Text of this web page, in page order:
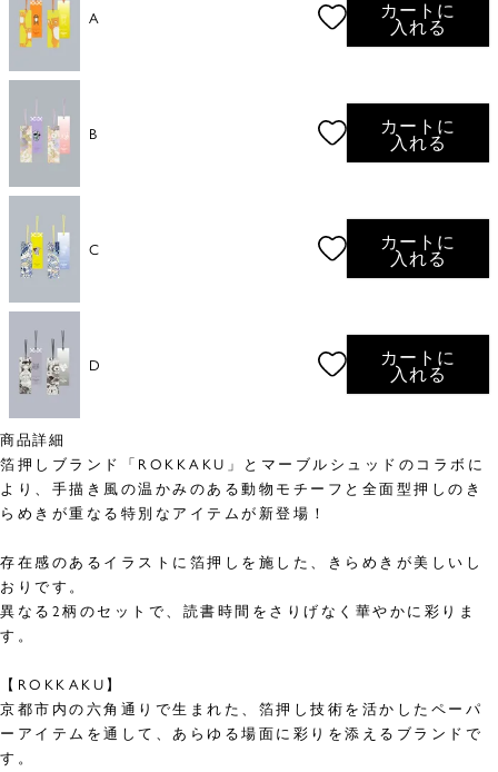
A
カートに
入れる
B
カートに
入れる
C
カートに
入れる
D
カートに
入れる
商品詳細
箔押しブランド「ROKKAKU」とマーブルシュッドのコラボに
より、手描き風の温かみのある動物モチーフと全面型押しのき
らめきが重なる特別なアイテムが新登場！
存在感のあるイラストに箔押しを施した、きらめきが美しいし
おりです。
異なる2柄のセットで、読書時間をさりげなく華やかに彩りま
す。
【ROKKAKU】
京都市内の六角通りで生まれた、箔押し技術を活かしたペーパ
ーアイテムを通して、あらゆる場面に彩りを添えるブランドで
す。